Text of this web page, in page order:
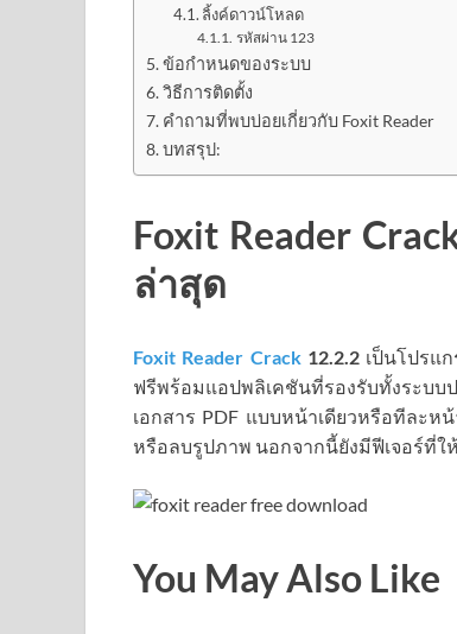
ลิ้งค์ดาวน์โหลด
รหัสผ่าน 123
ข้อกำหนดของระบบ
วิธีการติดตั้ง
คำถามที่พบบ่อยเกี่ยวกับ Foxit Reader
บทสรุป:
Foxit Reader
ล่าสุด
Foxit Reader Crack 12.2.2เป็นโปรแก
ฟรีพร้อมแอปพลิเคชันที่รองรับทั้งระบบ
เอกสาร PDF แบบหน้าเดียวหรือทีละห
หรือลบรูปภาพ นอกจากนี้ยังมีฟีเจอร์ที่
You May Also Like